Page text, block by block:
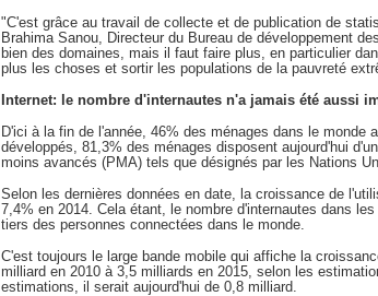
"C'est grâce au travail de collecte et de publication de
Brahima Sanou, Directeur du Bureau de développement
bien des domaines, mais il faut faire plus, en particulier
plus les choses et sortir les populations de la pauvreté
Internet: le nombre d'internautes n'a jamais été aussi
D'ici à la fin de l'année, 46% des ménages dans le
développés, 81,3% des ménages disposent aujourd'hui
moins avancés (PMA) tels que désignés par les Nations
Selon les dernières données en date, la croissance de
7,4% en 2014. Cela étant, le nombre d'internautes dans
tiers des personnes connectées dans le monde.
C'est toujours le large bande mobile qui affiche la
milliard en 2010 à 3,5 milliards en 2015, selon les
estimations, il serait aujourd'hui de 0,8 milliard.